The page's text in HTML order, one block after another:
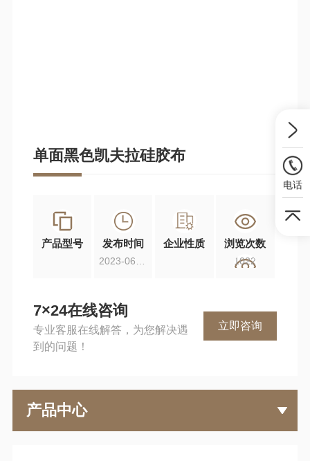
单面黑色凯夫拉硅胶布
产品型号 发布时间 企业性质 浏览次数
1022
7×24在线咨询
专业客服在线解答，为您解决遇
到的问题！
立即咨询
产品中心
电话